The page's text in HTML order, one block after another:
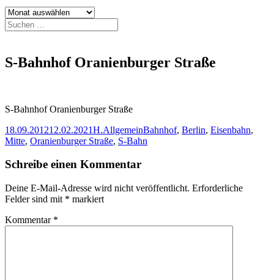
Archiv
Suchen
nach:
S-Bahnhof Oranienburger Straße
S-Bahnhof Oranienburger Straße
Veröffentlicht
am
18.09.201212.02.2021Autor
H.Kategorien
AllgemeinSchlagwörter
Bahnhof, Berlin, Eisenbahn,
Mitte, Oranienburger Straße, S-Bahn
Schreibe einen Kommentar
Deine E-Mail-Adresse wird nicht veröffentlicht. Erforderliche
Felder sind mit * markiert
Kommentar *